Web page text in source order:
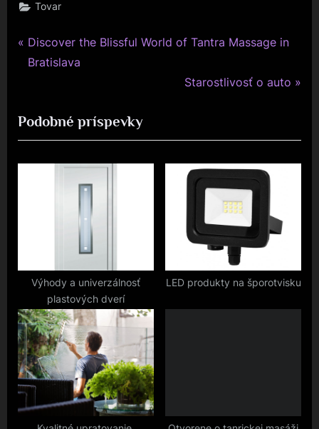
Tovar
Navigace
P
r
i
o
u
Discover the Blissful World of Tantra Massage in
Bratislava
N
t
P
o
:
Starostlivosť o auto
Podobné príspevky
Výhody a univerzálnosť
plastových dverí
LED produkty na šporotvisku